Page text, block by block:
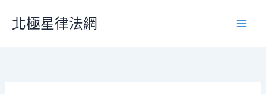
要
北極星律法網